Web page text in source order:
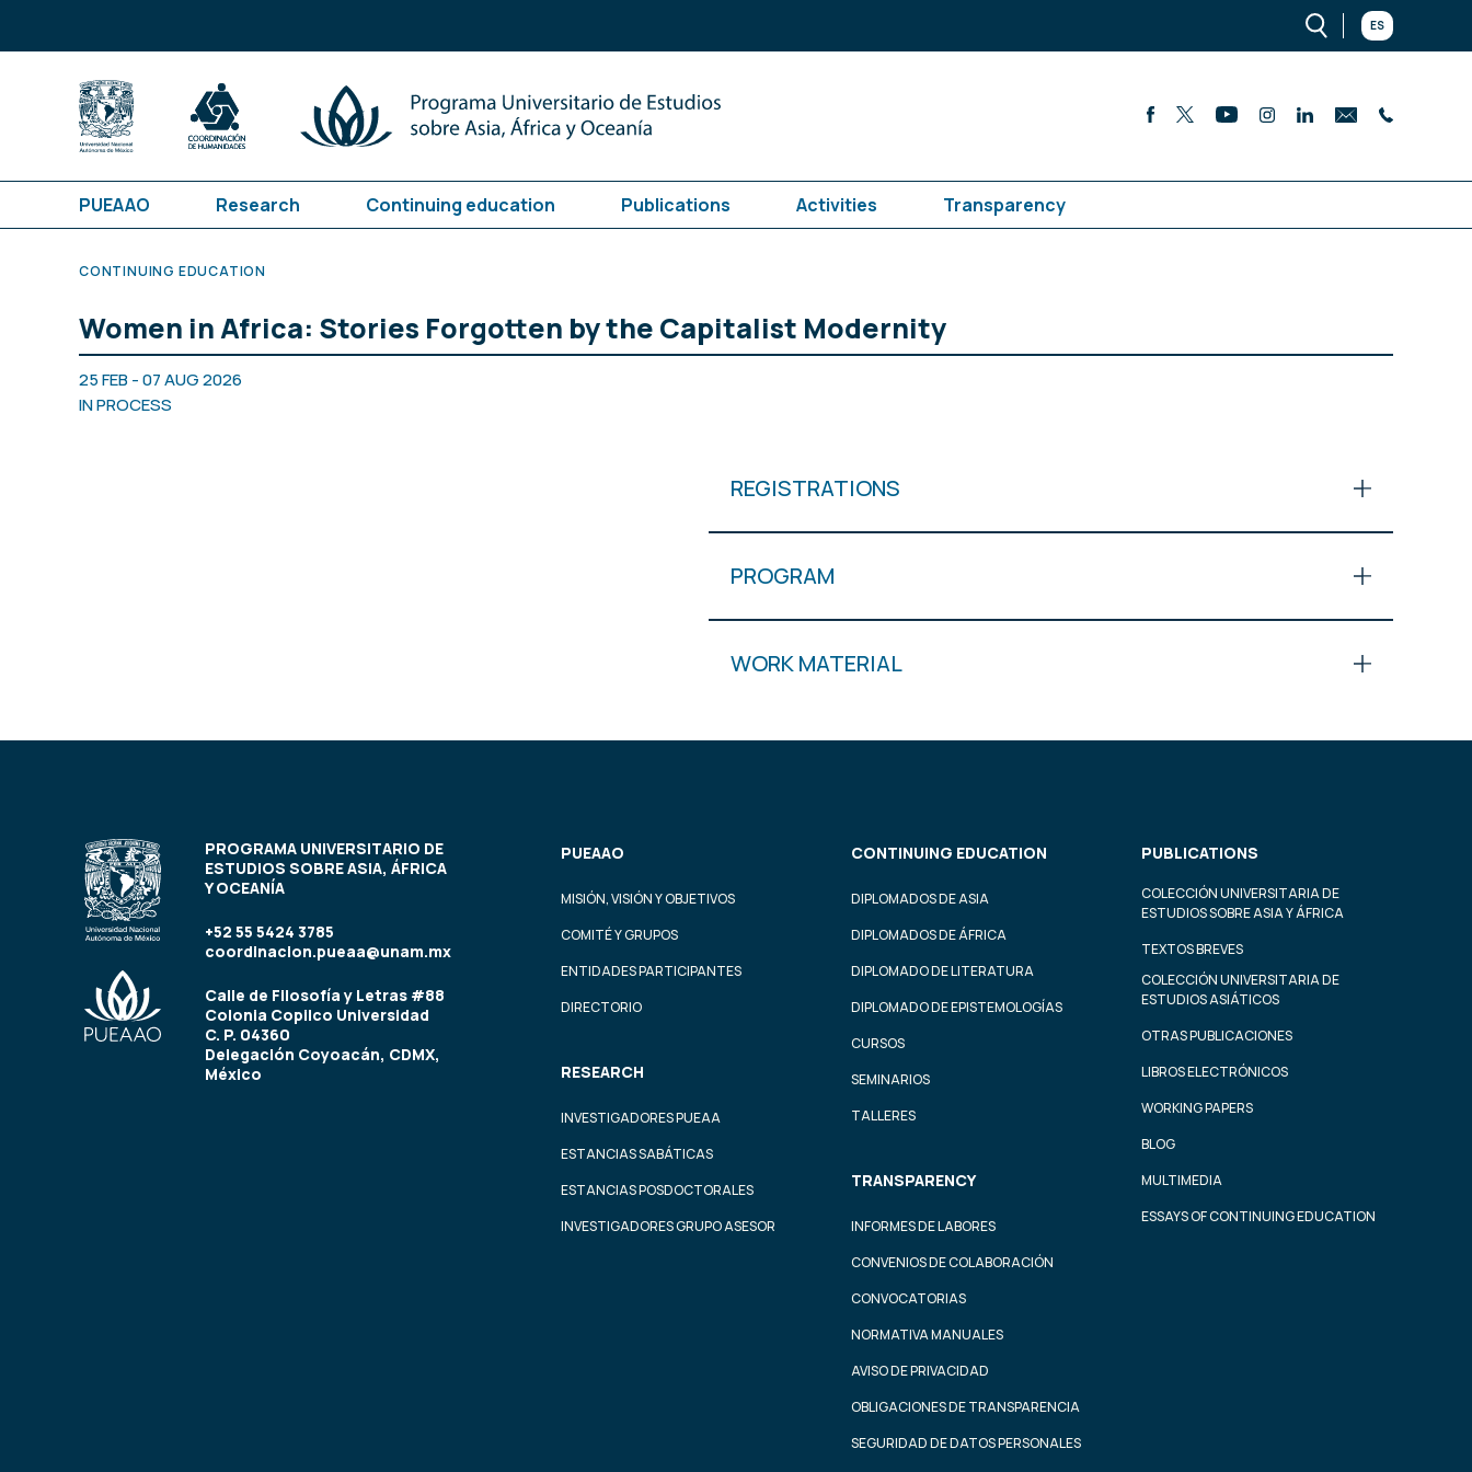
ES
PUEAAO Research Continuing education Publications Activities Transparency
CONTINUING EDUCATION
Women in Africa: Stories Forgotten by the Capitalist Modernity
25 FEB - 07 AUG 2026
IN PROCESS
REGISTRATIONS
PROGRAM
WORK MATERIAL
PROGRAMA UNIVERSITARIO DE
ESTUDIOS SOBRE ASIA, ÁFRICA
Y OCEANÍA
+52 55 5424 3785
coordinacion.pueaa@unam.mx
Calle de Filosofía y Letras #88
Colonia Copilco Universidad
C. P. 04360
Delegación Coyoacán, CDMX,
México
PUEAAO
MISIÓN, VISIÓN Y OBJETIVOS
COMITÉ Y GRUPOS
ENTIDADES PARTICIPANTES
DIRECTORIO
RESEARCH
INVESTIGADORES PUEAA
ESTANCIAS SABÁTICAS
ESTANCIAS POSDOCTORALES
INVESTIGADORES GRUPO ASESOR
CONTINUING EDUCATION
DIPLOMADOS DE ASIA
DIPLOMADOS DE ÁFRICA
DIPLOMADO DE LITERATURA
DIPLOMADO DE EPISTEMOLOGÍAS
CURSOS
SEMINARIOS
TALLERES
TRANSPARENCY
INFORMES DE LABORES
CONVENIOS DE COLABORACIÓN
CONVOCATORIAS
NORMATIVA MANUALES
AVISO DE PRIVACIDAD
OBLIGACIONES DE TRANSPARENCIA
SEGURIDAD DE DATOS PERSONALES
PUBLICATIONS
COLECCIÓN UNIVERSITARIA DE
ESTUDIOS SOBRE ASIA Y ÁFRICA
TEXTOS BREVES
COLECCIÓN UNIVERSITARIA DE
ESTUDIOS ASIÁTICOS
OTRAS PUBLICACIONES
LIBROS ELECTRÓNICOS
WORKING PAPERS
BLOG
MULTIMEDIA
ESSAYS OF CONTINUING EDUCATION